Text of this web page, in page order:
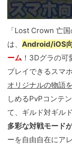
「Lost Crown 亡
は、 Android/iOS
ーム ！3Dグラの
プレイできるスマ
オリジナルの物語
しめるPvPコンテ
て、ギルド対ギル
多彩な対戦モード
ーを自由自在にア